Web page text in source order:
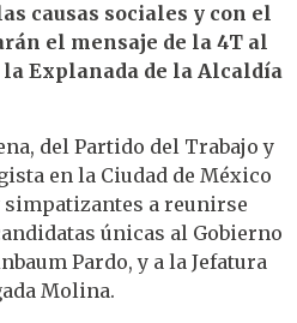
causas sociales y con el
el mensaje de la 4T al
Explanada de la Alcaldía
del Partido del Trabajo y
en la Ciudad de México
a reunirse
únicas al Gobierno
Pardo, y a la Jefatura
Molina.